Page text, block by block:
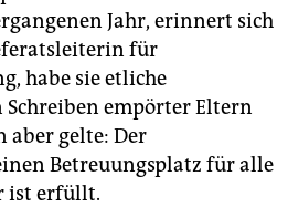
Jahr, erinnert sich
für
habe sie etliche
empörter Eltern
aber gelte: Der
Betreuungsplatz für alle
ist erfüllt.